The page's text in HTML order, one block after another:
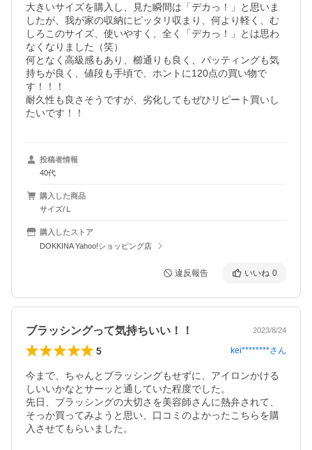
大きいサイズを購入し、見た瞬間は「デカっ！」と思いま
したが、我が家の収納にピッタリ収まり、何より軽く、む
しろこのサイズ、使いやすく、全く「デカっ！」とは思わ
なくなりました（笑）
何となく高級感もあり、櫛通りも良く、パッティングも気
持ちが良く、値段も手頃で、ホントに120点の買い物で
す！！！
耐久性も良さそうですが、劣化してもぜひリピート買いし
たいです！！
投稿者情報
40代
購入した商品
サイズ/Ｌ
購入したストア
DOKKINA Yahoo!ショッピング店
違反報告 いいね 0
ブラッシングって気持ちいい！！ 2023/8/24
5 kei********さん
今まで、ちゃんとブラッシングもせずに、アイロンかける
しいいかなとサーッと通していた程度でした。
先日、ブラッシングの大切さを美容師さんに熱弁されて、
そっか買ってみようと思い、口コミのよかったこちらを購
入させてもらいました。